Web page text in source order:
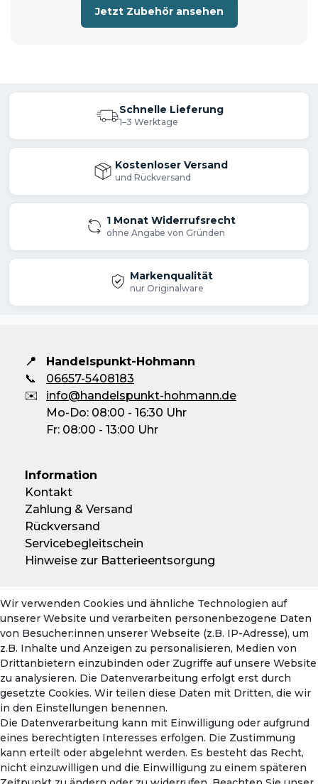
Jetzt Zubehör ansehen
Schnelle Lieferung
1–3 Werktage
Kostenloser Versand
und Rückversand
1 Monat Widerrufsrecht
ohne Angabe von Gründen
Markenqualität
nur Originalware
📍
Handelspunkt-Hohmann
📞
06657-5408183
✉️
info@handelspunkt-hohmann.de
Mo-Do: 08:00 - 16:30 Uhr
Fr: 08:00 - 13:00 Uhr
Information
Kontakt
Zahlung & Versand
Rückversand
Servicebegleitschein
Hinweise zur Batterieentsorgung
Konto
Mein Konto
Warenkorb
Zahlungsmethoden
Wir verwenden Cookies und ähnliche Technologien auf
unserer Website und verarbeiten personenbezogene Daten
von Besucher:innen unserer Webseite (z.B. IP-Adresse), um
z.B. Inhalte und Anzeigen zu personalisieren, Medien von
Drittanbietern einzubinden oder Zugriffe auf unsere Website
zu analysieren. Die Datenverarbeitung erfolgt erst durch
gesetzte Cookies. Wir teilen diese Daten mit Dritten, die wir
in den Einstellungen benennen.
Die Datenverarbeitung kann mit Einwilligung oder aufgrund
eines berechtigten Interesses erfolgen. Die Zustimmung
kann erteilt oder abgelehnt werden. Es besteht das Recht,
nicht einzuwilligen und die Einwilligung zu einem späteren